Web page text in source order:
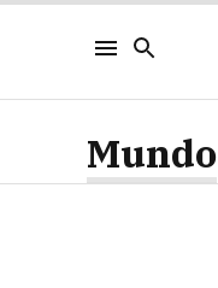
Mundo